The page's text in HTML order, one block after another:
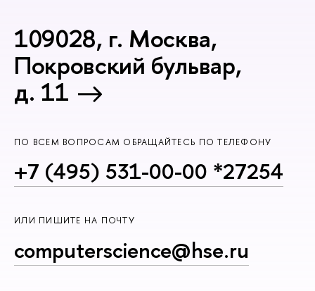
109028, г. Москва,
Покровский бульвар,
д. 11
ПО ВСЕМ ВОПРОСАМ ОБРАЩАЙТЕСЬ ПО ТЕЛЕФОНУ
+7 (495) 531-00-00 *27254
ИЛИ ПИШИТЕ НА ПОЧТУ
computerscience@hse.ru